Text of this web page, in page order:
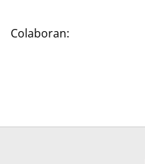
Colaboran: